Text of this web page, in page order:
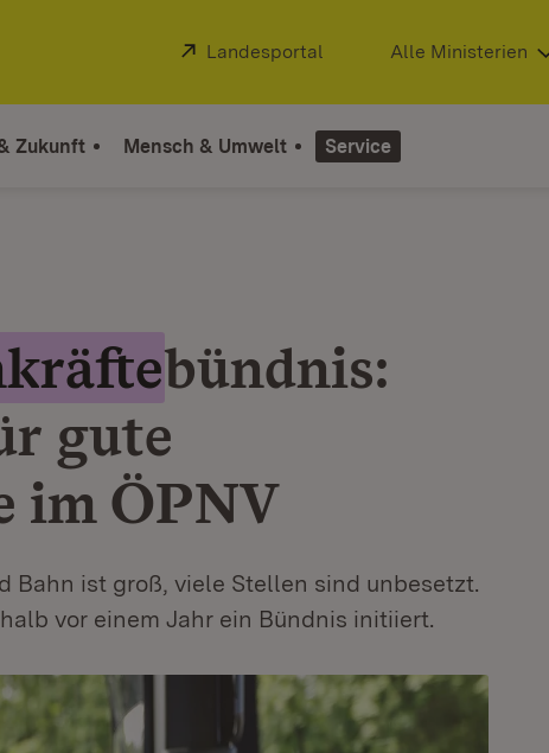
Extern:
Landesportal (Öffnet in neuem Fenster)
Alle Ministerien
Zukunft Mensch & Umwelt Service
bündnis:
gute
im ÖPNV
Bahn ist groß, viele Stellen sind unbesetzt.
vor einem Jahr ein Bündnis initiiert.